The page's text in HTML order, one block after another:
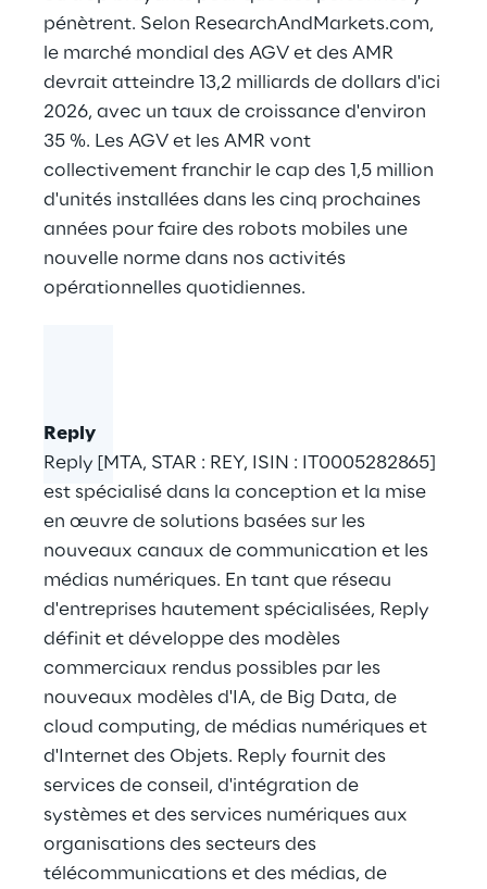
pénètrent. Selon ResearchAndMarkets.com,
le marché mondial des AGV et des AMR
devrait atteindre 13,2 milliards de dollars d'ici
2026, avec un taux de croissance d'environ
35 %. Les AGV et les AMR vont
collectivement franchir le cap des 1,5 million
d'unités installées dans les cinq prochaines
années pour faire des robots mobiles une
nouvelle norme dans nos activités
opérationnelles quotidiennes.
Reply
Reply [MTA, STAR : REY, ISIN : IT0005282865]
est spécialisé dans la conception et la mise
en œuvre de solutions basées sur les
nouveaux canaux de communication et les
médias numériques. En tant que réseau
d'entreprises hautement spécialisées, Reply
définit et développe des modèles
commerciaux rendus possibles par les
nouveaux modèles d'IA, de Big Data, de
cloud computing, de médias numériques et
d'Internet des Objets. Reply fournit des
services de conseil, d'intégration de
systèmes et des services numériques aux
organisations des secteurs des
télécommunications et des médias, de